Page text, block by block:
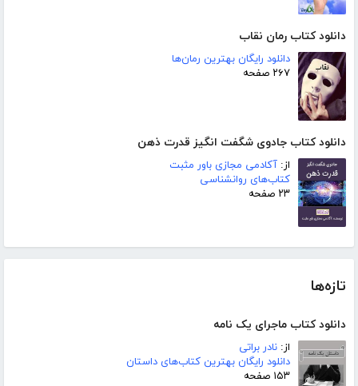
دانلود کتاب رمان نقاب
دانلود رایگان بهترین رمان‌ها
۲۶۷ صفحه
دانلود کتاب جادوی شگفت انگیز قدرت ذهن
از: آکادمی مجازی باور مثبت
کتاب‌های روانشناسی
۲۳ صفحه
تازه‌ها
دانلود کتاب ماجرای یک نامه
از: نادر براتی
دانلود رایگان بهترین کتاب‌های داستان
۱۵۳ صفحه